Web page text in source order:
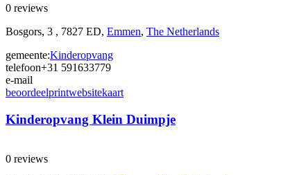
0 reviews
Bosgors, 3 , 7827 ED, Emmen, The Netherlands
gemeente:Kinderopvang
telefoon+31 591633779
e-mail
beoordeelprintwebsitekaart
Kinderopvang Klein Duimpje
0 reviews